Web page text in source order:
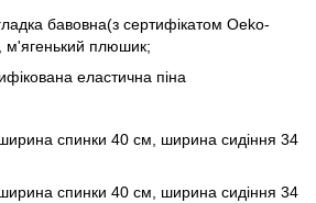
бавовна(з сертифікатом Oeko-
м'ягенький плюшик;
еластична піна
спинки 40 см, ширина сидіння 34
спинки 40 см, ширина сидіння 34